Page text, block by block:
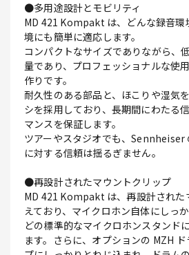
●多用途設計とモビリティ
MD 421 Kompakt は、どんな録音環
境にも簡単に適応します。
コンパクトなサイズでありながら、
量であり、プロフェッショナルな使
作りです。
耐久性のある部品と、ほこりや湿気
シを採用しており、長期間にわたる
マンスを保証します。
ツアーやスタジオでも、Sennheiser
に対する信頼は揺るぎません。
●再設計されたマウントクリップ
MD 421 Kompakt は、再設計された
えており、マイクロホン自体にしっ
どの標準的なマイクロホンスタンド
ます。さらに、オプションの MZH